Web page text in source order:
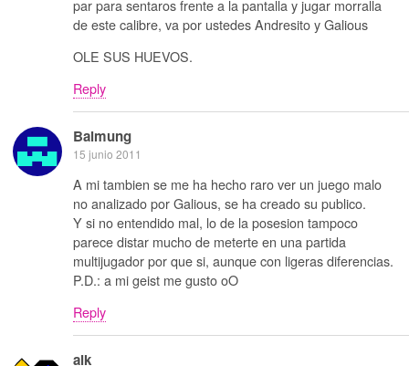
par para sentaros frente a la pantalla y jugar morralla
de este calibre, va por ustedes Andresito y Galious
OLE SUS HUEVOS.
Reply
Balmung
15 junio 2011
A mi tambien se me ha hecho raro ver un juego malo
no analizado por Galious, se ha creado su publico.
Y si no entendido mal, lo de la posesion tampoco
parece distar mucho de meterte en una partida
multijugador por que si, aunque con ligeras diferencias.
P.D.: a mi geist me gusto oO
Reply
alk